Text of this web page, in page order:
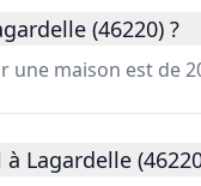
(46220) ?
une maison est de
Lagardelle